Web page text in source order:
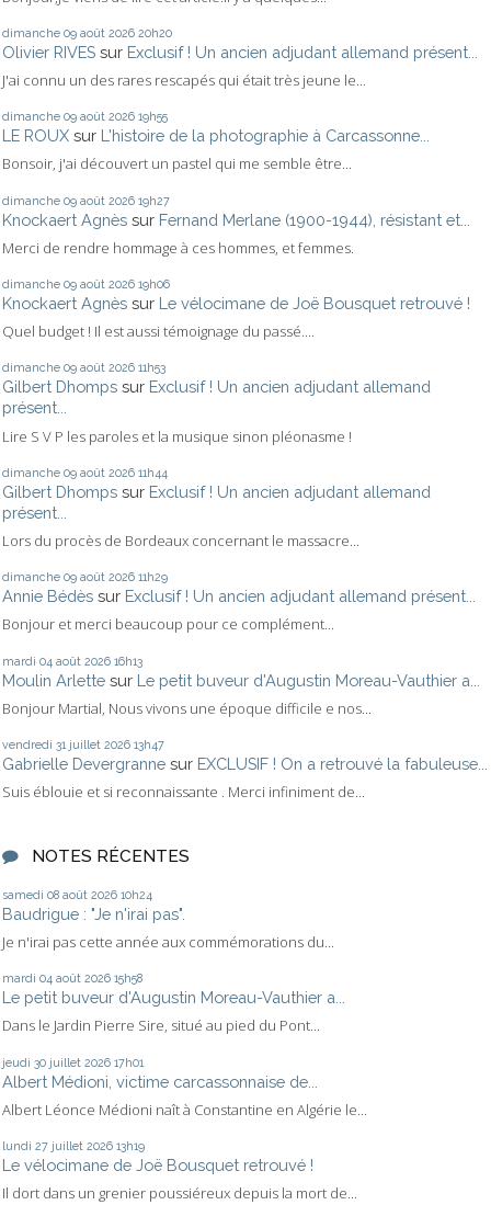
dimanche 09 août 2026 20h20
Olivier RIVES sur Exclusif ! Un ancien adjudant allemand présent...
J'ai connu un des rares rescapés qui était très jeune le...
dimanche 09 août 2026 19h55
LE ROUX sur L'histoire de la photographie à Carcassonne...
Bonsoir, j'ai découvert un pastel qui me semble être...
dimanche 09 août 2026 19h27
Knockaert Agnès sur Fernand Merlane (1900-1944), résistant et...
Merci de rendre hommage à ces hommes, et femmes.
dimanche 09 août 2026 19h06
Knockaert Agnès sur Le vélocimane de Joë Bousquet retrouvé !
Quel budget ! Il est aussi témoignage du passé....
dimanche 09 août 2026 11h53
Gilbert Dhomps sur Exclusif ! Un ancien adjudant allemand
présent...
Lire S V P les paroles et la musique sinon pléonasme !
dimanche 09 août 2026 11h44
Gilbert Dhomps sur Exclusif ! Un ancien adjudant allemand
présent...
Lors du procès de Bordeaux concernant le massacre...
dimanche 09 août 2026 11h29
Annie Bédès sur Exclusif ! Un ancien adjudant allemand présent...
Bonjour et merci beaucoup pour ce complément...
mardi 04 août 2026 16h13
Moulin Arlette sur Le petit buveur d'Augustin Moreau-Vauthier a...
Bonjour Martial, Nous vivons une époque difficile e nos...
vendredi 31 juillet 2026 13h47
Gabrielle Devergranne sur EXCLUSIF ! On a retrouvé la fabuleuse...
Suis éblouie et si reconnaissante . Merci infiniment de...
NOTES RÉCENTES
samedi 08 août 2026 10h24
Baudrigue : "Je n'irai pas".
Je n'irai pas cette année aux commémorations du...
mardi 04 août 2026 15h58
Le petit buveur d'Augustin Moreau-Vauthier a...
Dans le Jardin Pierre Sire, situé au pied du Pont...
jeudi 30 juillet 2026 17h01
Albert Médioni, victime carcassonnaise de...
Albert Léonce Médioni naît à Constantine en Algérie le...
lundi 27 juillet 2026 13h19
Le vélocimane de Joë Bousquet retrouvé !
Il dort dans un grenier poussiéreux depuis la mort de...